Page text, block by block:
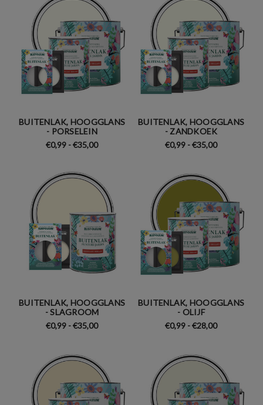
BUITENLAK, HOOGGLANS
- PORSELEIN
€0,99 - €35,00
BUITENLAK, HOOGGLANS
- ZANDKOEK
€0,99 - €35,00
BUITENLAK, HOOGGLANS
- SLAGROOM
€0,99 - €35,00
BUITENLAK, HOOGGLANS
- OLIJF
€0,99 - €28,00